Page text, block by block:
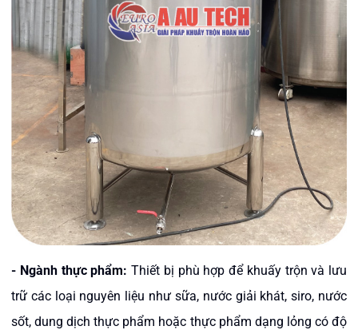
- Ngành thực phẩm: Thiết bị phù hợp để khuấy trộn và lưu
trữ các loại nguyên liệu như sữa, nước giải khát, siro, nước
sốt, dung dịch thực phẩm hoặc thực phẩm dạng lỏng có độ